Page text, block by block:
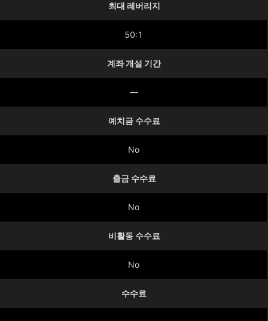
최대 레버리지
50:1
계좌 개설 기간
—
예치금 수수료
No
출금 수수료
No
비활동 수수료
No
수수료